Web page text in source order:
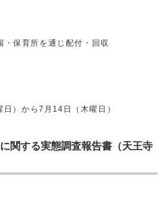
・保育所を通じ配付・回収
）から7月14日（木曜日）
関する実態調査報告書（天王寺